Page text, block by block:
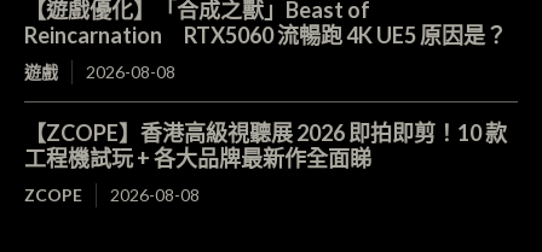
【遊戲優化】「合成之獸」Beast of
Reincarnation RTX5060 流暢跑 4K UE5 原因是？
遊戲 2026-08-08
【ZCOPE】香港高級視聽展 2026 即拍即剪！10 款
工程機試玩 + 各大品牌最新作全面睇
ZCOPE 2026-08-08